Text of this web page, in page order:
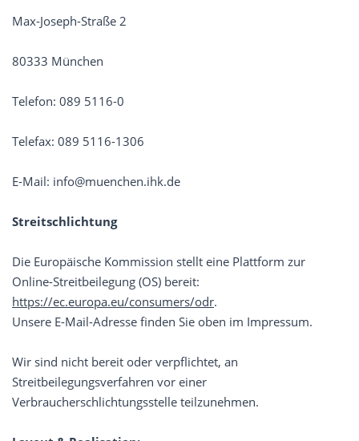
Max-Joseph-Straße 2
80333 München
Telefon: 089 5116-0
Telefax: 089 5116-1306
E-Mail: info@muenchen.ihk.de
Streitschlichtung
Die Europäische Kommission stellt eine Plattform zur
Online-Streitbeilegung (OS) bereit:
https://ec.europa.eu/consumers/odr.
Unsere E-Mail-Adresse finden Sie oben im Impressum.
Wir sind nicht bereit oder verpflichtet, an
Streitbeilegungsverfahren vor einer
Verbraucherschlichtungsstelle teilzunehmen.